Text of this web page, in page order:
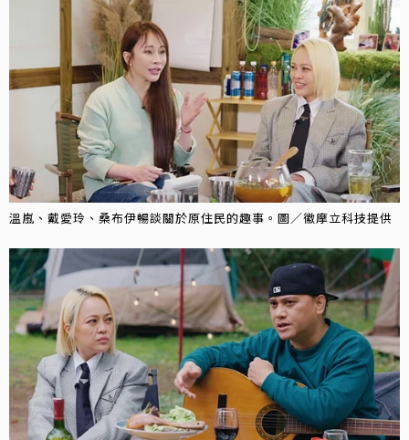
溫嵐、戴愛玲、桑布伊暢談關於原住民的趣事。圖／徽摩立科技提供